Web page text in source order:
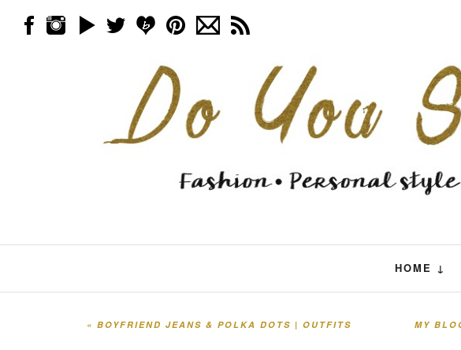
HOME ↓
Skip to content
MY
« BOYFRIEND JEANS & POLKA DOTS | OUTFITS